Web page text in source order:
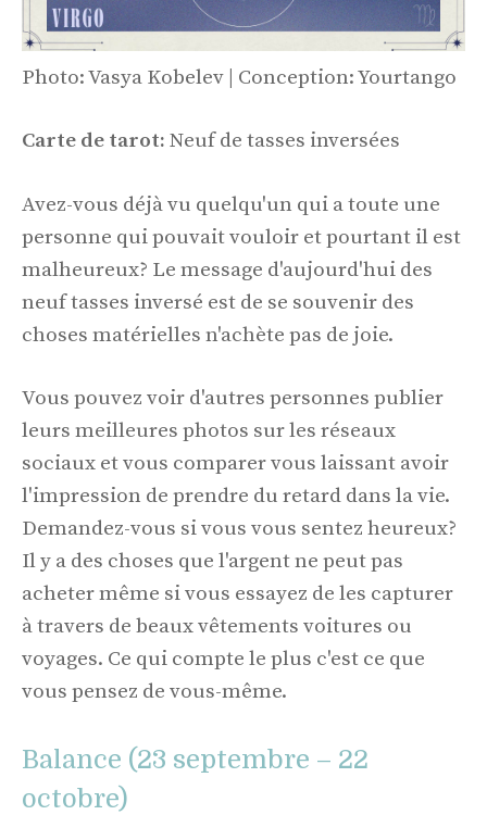
Photo: Vasya Kobelev | Conception: Yourtango
Carte de tarot: Neuf de tasses inversées
Avez-vous déjà vu quelqu'un qui a toute une
personne qui pouvait vouloir et pourtant il est
malheureux? Le message d'aujourd'hui des
neuf tasses inversé est de se souvenir des
choses matérielles n'achète pas de joie.
Vous pouvez voir d'autres personnes publier
leurs meilleures photos sur les réseaux
sociaux et vous comparer vous laissant avoir
l'impression de prendre du retard dans la vie.
Demandez-vous si vous vous sentez heureux?
Il y a des choses que l'argent ne peut pas
acheter même si vous essayez de les capturer
à travers de beaux vêtements voitures ou
voyages. Ce qui compte le plus c'est ce que
vous pensez de vous-même.
Balance (23 septembre – 22
octobre)